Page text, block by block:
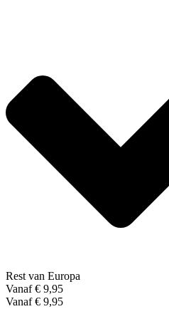
Rest van Europa
Vanaf € 9,95
Vanaf € 9,95